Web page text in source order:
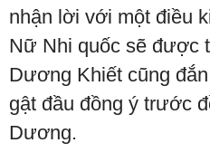
nhận lời với một điều
Nữ Nhi quốc sẽ được
Dương Khiết cũng
gật đầu đồng ý trước
Dương.